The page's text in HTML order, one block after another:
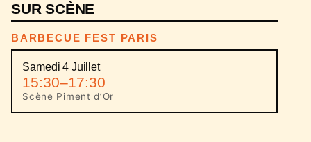
SUR SCÈNE
BARBECUE FEST PARIS
Samedi 4 Juillet
15:30–17:30
Scène Piment d’Or